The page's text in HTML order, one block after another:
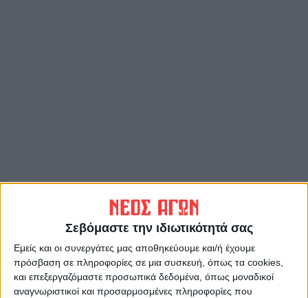
Σεβόμαστε την ιδιωτικότητά σας
Εμείς και οι συνεργάτες μας αποθηκεύουμε και/ή έχουμε
πρόσβαση σε πληροφορίες σε μια συσκευή, όπως τα cookies,
και επεξεργαζόμαστε προσωπικά δεδομένα, όπως μοναδικοί
αναγνωριστικοί και προσαρμοσμένες πληροφορίες που